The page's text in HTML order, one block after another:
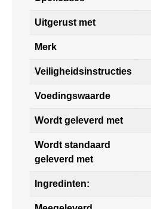
Uitgerust met
Merk
Veiligheidsinstructies
Voedingswaarde
Wordt geleverd met
Wordt standaard
geleverd met
Ingredinten: